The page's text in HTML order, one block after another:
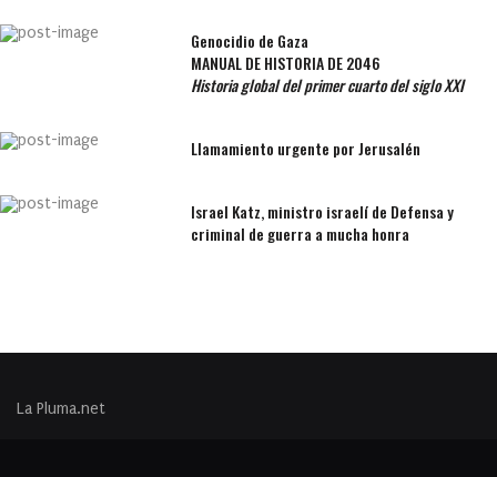
Genocidio de Gaza
MANUAL DE HISTORIA DE 2046
Historia global del primer cuarto del siglo XXI
Llamamiento urgente por Jerusalén
Israel Katz, ministro israelí de Defensa y
criminal de guerra a mucha honra
La Pluma.net